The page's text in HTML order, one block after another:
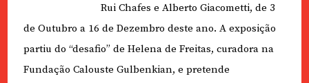
Rui Chafes e Alberto Giacometti, de 3
de Outubro a 16 de Dezembro deste ano. A exposição
partiu do “desafio” de Helena de Freitas, curadora na
Fundação Calouste Gulbenkian, e pretende